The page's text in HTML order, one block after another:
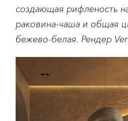
создающая рифленость
раковина-чаша и общая
бежево-белая. Рендер